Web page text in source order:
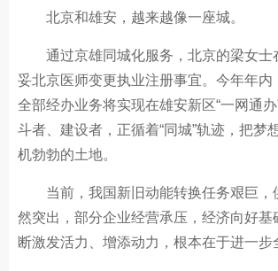
北京和雄安，越来越像一座城。
通过京雄同城化服务，北京的梁女士
妥北京医师变更执业注册事宜。今年年内
全部经办业务将实现在雄安新区“一网通
斗者、建设者，正循着“同城”轨迹，把梦
机勃勃的土地。
当前，我国新旧动能转换任务艰巨，
然突出，部分企业经营承压，经济向好基
断激发活力、增添动力，根本在于进一步